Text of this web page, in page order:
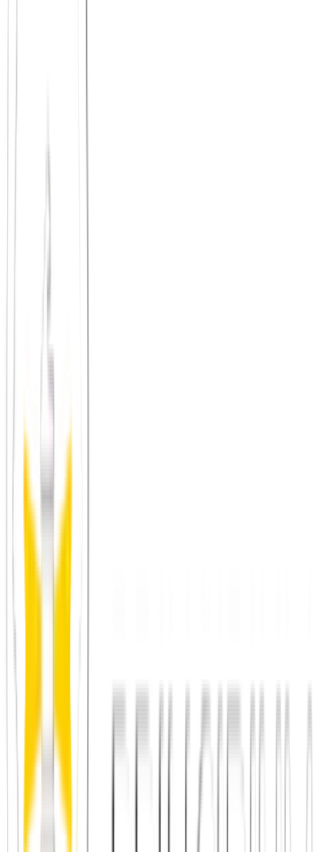
Halt im Alltag: Wie Gemeinschaft uns stabilisiert
Einsamkeit als Gesundheitsrisiko
Principium e.V.
Diesen Artikel teilen
Link kopieren